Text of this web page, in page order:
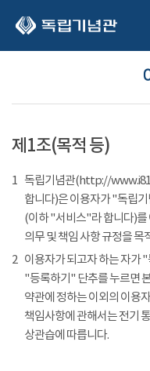
제1조(목적 등)
1 독립기념관(http://
합니다)은 이용자가 "독립
(이하 "서비스"라 합니다)를
의무 및 책임 사항 규정을 목
2 이용자가 되고자 하는 자가
"등록하기" 단추를 누르면
약관에 정하는 이외의 이용
책임사항에 관해서는 전기
상관습에 따릅니다.